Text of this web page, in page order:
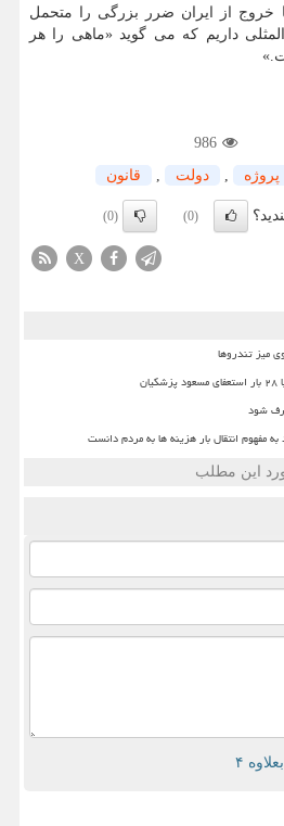
خروج از ایران ضرر بزرگی را متحمل
داریم که می گوید «ماهی را هر
986
پروژه , دولت , قانون
(0)
(0)
X
میز تندروها
شود
مفهوم انتقال بار هزینه ها به مردم دانست
این مطلب